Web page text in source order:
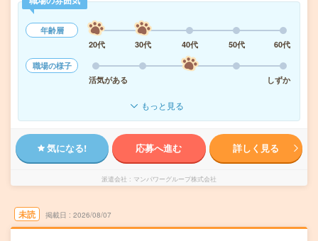
年齢層
20代
30代 40代 50代
60代
職場の様子
活気がある
しずか
もっと見る
気になる! 応募へ進む 詳しく見る
派遣会社 マンパワーグループ株式会社
未読 掲載日 2026/08/07